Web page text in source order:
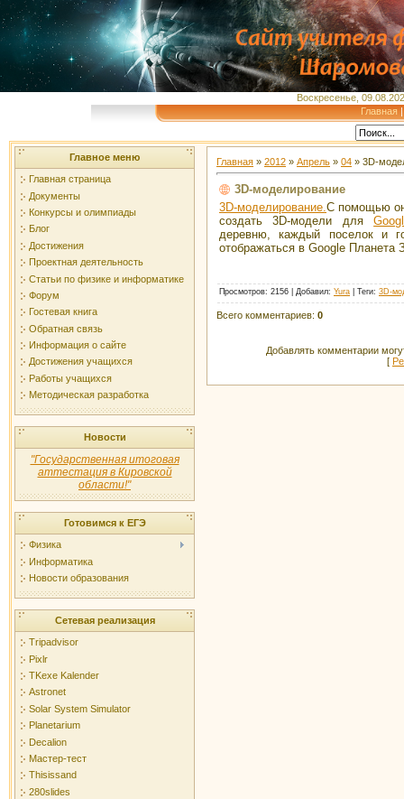
Воскресенье,
Главная
Главное меню
Главная страница
Документы
Конкурсы и олимпиады
Блог
Достижения
Проектная деятельность
Статьи по физике и информатике
Форум
Гостевая книга
Обратная связь
Информация о сайте
Достижения учащихся
Работы учащихся
Методическая разработка
Новости
"Государственная итоговая
аттестация в Кировской
области!"
Готовимся к ЕГЭ
Физика
Информатика
Новости образования
Сетевая реализация
Tripadvisor
Pixlr
TKexe Kalender
Astronet
Solar System Simulator
Planetarium
Decalion
Мастер-тест
Thisissand
280slides
Главная » 2012 » Апрель » 04 » 3D-
3D-моделирование
3D-моделирование. С помощью
создать 3D-модели для
деревню, каждый поселок и
отображаться в Google Планета
Просмотров: 2156 Добавил: Yura Теги: 3D-
Всего комментариев: 0
Добавлять комментарии
[